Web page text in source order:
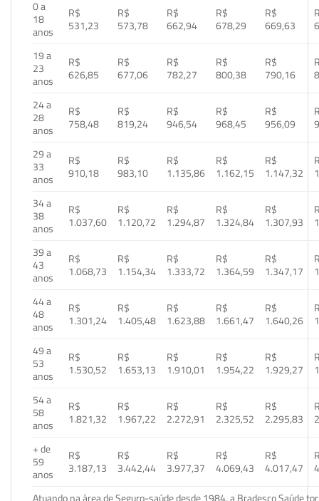
0 a
18
anos
R$
531,23
R$
573,78
R$
662,94
R$
678,29
R$
669,63
19 a
23
anos
R$
626,85
R$
677,06
R$
782,27
R$
800,38
R$
790,16
24 a
28
anos
R$
758,48
R$
819,24
R$
946,54
R$
968,45
R$
956,09
29 a
33
anos
R$
910,18
R$
983,10
R$
1.135,86
R$
1.162,15
R$
1.147,32
34 a
38
anos
R$
1.037,60
R$
1.120,72
R$
1.294,87
R$
1.324,84
R$
1.307,93
39 a
43
anos
R$
1.068,73
R$
1.154,34
R$
1.333,72
R$
1.364,59
R$
1.347,17
44 a
48
anos
R$
1.301,24
R$
1.405,48
R$
1.623,88
R$
1.661,47
R$
1.640,26
49 a
53
anos
R$
1.530,52
R$
1.653,13
R$
1.910,01
R$
1.954,22
R$
1.929,27
54 a
58
anos
R$
1.821,32
R$
1.967,22
R$
2.272,91
R$
2.325,52
R$
2.295,83
+ de
59
anos
R$
3.187,13
R$
3.442,44
R$
3.977,37
R$
4.069,43
R$
4.017,47